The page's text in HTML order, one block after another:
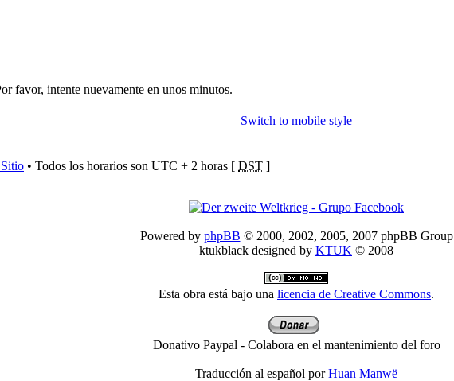
favor, intente nuevamente en unos minutos.
Switch to mobile style
• Todos los horarios son UTC + 2 horas [ DST ]
Powered by phpBB © 2000, 2002, 2005, 2007 phpBB Group
ktukblack designed by KTUK © 2008
Esta obra está bajo una licencia de Creative Commons.
Donativo Paypal - Colabora en el mantenimiento del foro
Traducción al español porHuan Manwë